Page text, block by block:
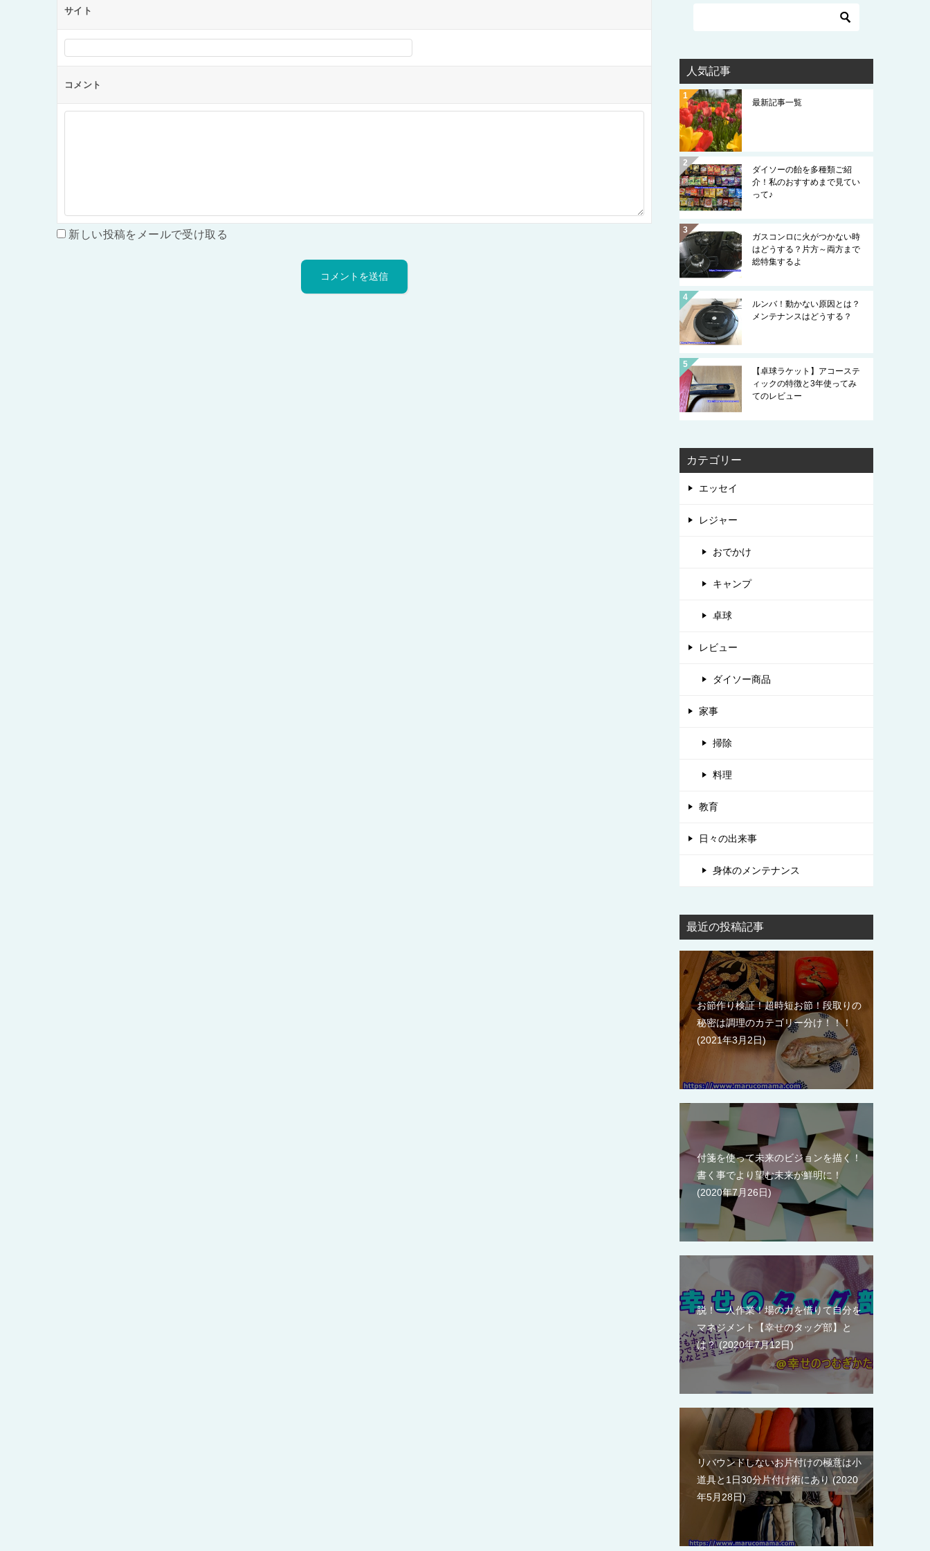
サイト
コメント
新しい投稿をメールで受け取る
人気記事
最新記事一覧
ダイソーの飴を多種類ご紹
介！私のおすすめまで見てい
って♪
ガスコンロに火がつかない時
はどうする？片方～両方まで
総特集するよ
ルンバ！動かない原因とは？
メンテナンスはどうする？
【卓球ラケット】アコーステ
ィックの特徴と3年使ってみ
てのレビュー
カテゴリー
エッセイ
レジャー
おでかけ
キャンプ
卓球
レビュー
ダイソー商品
家事
掃除
料理
教育
日々の出来事
身体のメンテナンス
最近の投稿記事
お節作り検証！超時短お節！段取りの
秘密は調理のカテゴリー分け！！！
2021年3月2日
付箋を使って未来のビジョンを描く！
書く事でより望む未来が鮮明に！
2020年7月26日
脱！一人作業！場の力を借りて自分を
マネジメント【幸せのタッグ部】と
は？
2020年7月12日
リバウンドしないお片付けの極意は小
道具と1日30分片付け術にあり
2020
年5月28日